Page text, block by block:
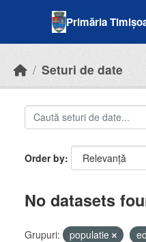
Primăria
Seturi de date
Order by
No datasets
Grupuri: populatie